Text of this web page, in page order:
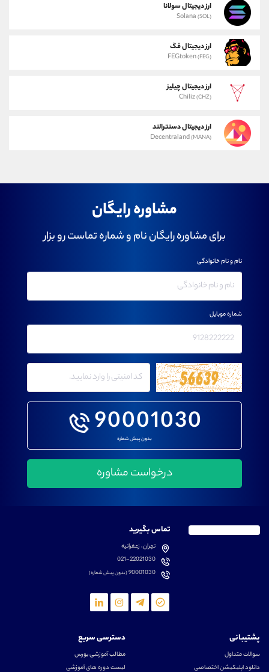
ارز دیجیتال سولانا
Solana (SOL)
ارز دیجیتال فگ
FEGtoken(FEG)
ارز دیجیتال چیلیز
Chiliz(CHZ)
ارز دیجیتال دسنترالند
Decentraland(MANA)
مشاوره رایگان
برای مشاوره رایگان نام و شماره تماست رو بزار
90001030
بدون پیش شماره
نام و نام خانوادگی
شماره موبایل
تماس بگیرید
تهران، زعفرانیه
021-22021030
90001030(بدون پیش شماره)
پشتیبانی
سوالات متداول
دانلود اپلیکیشن اختصاصی
دسترسی سریع
مطالب آموزشی بورس
لیست دوره های آموزشی